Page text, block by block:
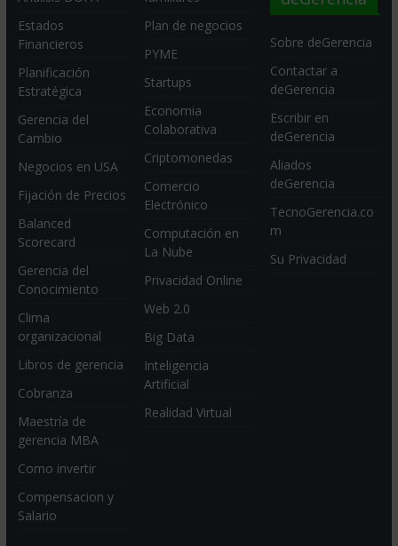
Estados
Financieros
Planificación
Estratégica
Gerencia del
Cambio
Negocios en USA
Fijación de Precios
Balanced
Scorecard
Gerencia del
Conocimiento
Clima
organizacional
Libros de gerencia
Cobranza
Maestría de
gerencia MBA
Como invertir
Compensacion y
Salario
Plan de negocios
PYME
Startups
Economia
Colaborativa
Criptomonedas
Comercio
Electrónico
Computación en
La Nube
Privacidad Online
Web 2.0
Big Data
Inteligencia
Artificial
Realidad Virtual
Sobre deGerencia
Contactar a
deGerencia
Escribir en
deGerencia
Aliados
deGerencia
TecnoGerencia.co
m
Su Privacidad